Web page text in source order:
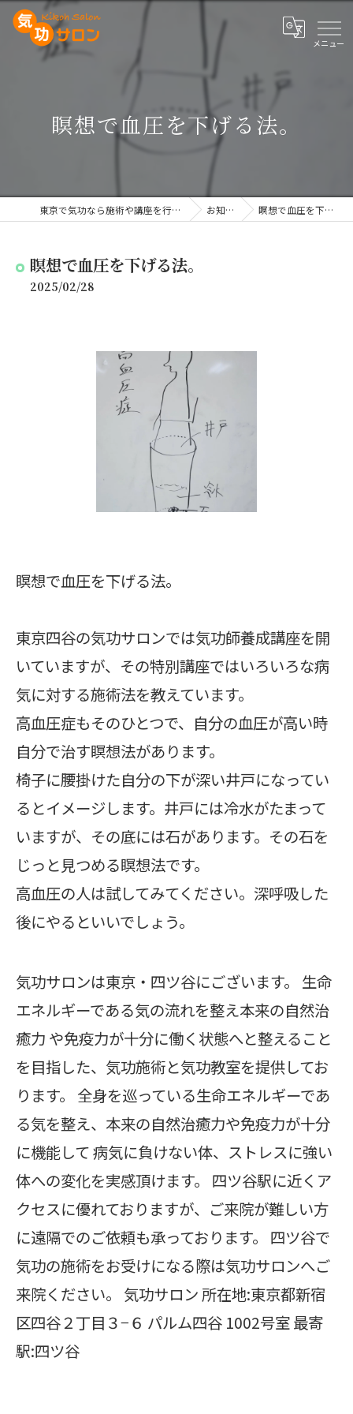
瞑想で血圧を下げる法。
東京で気功なら施術や講座を行う気功サロン お知らせ 瞑想で血圧を下げる法。
瞑想で血圧を下げる法。
2025/02/28
瞑想で血圧を下げる法。
東京四谷の気功サロンでは気功師養成講座を開
いていますが、その特別講座ではいろいろな病
気に対する施術法を教えています。
高血圧症もそのひとつで、自分の血圧が高い時
自分で治す瞑想法があります。
椅子に腰掛けた自分の下が深い井戸になってい
るとイメージします。井戸には冷水がたまって
いますが、その底には石があります。その石を
じっと見つめる瞑想法です。
高血圧の人は試してみてください。深呼吸した
後にやるといいでしょう。
気功サロンは東京・四ツ谷にございます。 生命
エネルギーである気の流れを整え本来の自然治
癒力 や免疫力が十分に働く状態へと整えること
を目指した、気功施術と気功教室を提供してお
ります。 全身を巡っている生命エネルギーであ
る気を整え、本来の自然治癒力や免疫力が十分
に機能して 病気に負けない体、ストレスに強い
体への変化を実感頂けます。 四ツ谷駅に近くア
クセスに優れておりますが、ご来院が難しい方
に遠隔でのご依頼も承っております。 四ツ谷で
気功の施術をお受けになる際は気功サロンへご
来院ください。 気功サロン 所在地:東京都新宿
区四谷２丁目３−６ パルム四谷 1002号室 最寄
駅:四ツ谷